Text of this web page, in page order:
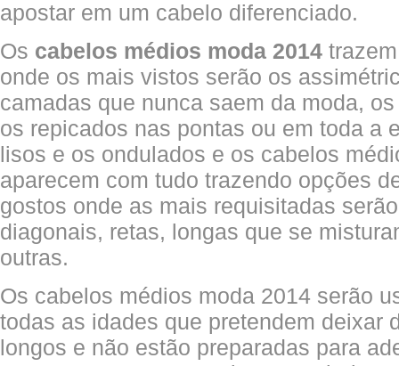
apostar em um cabelo diferenciado.
Os cabelos médios moda 2014
onde os mais vistos serão os
camadas que nunca saem da moda,
os repicados nas pontas ou em toda a
lisos e os ondulados e os cabelos
aparecem com tudo trazendo opções
gostos onde as mais requisitadas
diagonais, retas, longas que se
outras.
Os cabelos médios moda 2014 serão
todas as idades que pretendem deixar
longos e não estão preparadas para